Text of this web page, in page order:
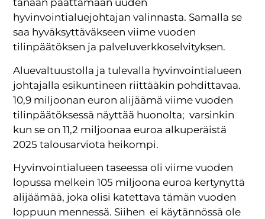
tänään päättämään uuden
hyvinvointialuejohtajan valinnasta. Samalla se
saa hyväksyttäväkseen viime vuoden
tilinpäätöksen ja palveluverkkoselvityksen.
Aluevaltuustolla ja tulevalla hyvinvointialueen
johtajalla esikuntineen riittääkin pohdittavaa.
10,9 miljoonan euron alijäämä viime vuoden
tilinpäätöksessä näyttää huonolta; varsinkin
kun se on 11,2 miljoonaa euroa alkuperäistä
2025 talousarviota heikompi.
Hyvinvointialueen taseessa oli viime vuoden
lopussa melkein 105 miljoona euroa kertynyttä
alijäämää, joka olisi katettava tämän vuoden
loppuun mennessä. Siihen ei käytännössä ole